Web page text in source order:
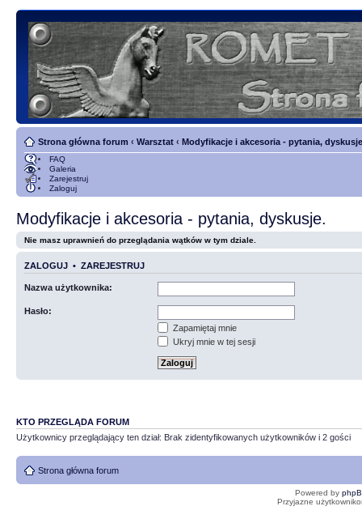
Strona główna forum ‹ Warsztat ‹ Modyfikacje i akcesoria - pytania,
FAQ
Galeria
Zarejestruj
Zaloguj
Modyfikacje i akcesoria - pytania, dyskusje.
Nie masz uprawnień do przeglądania wątków w tym dziale.
ZALOGUJ • ZAREJESTRUJ
Nazwa użytkownika:
Hasło:
Zapamiętaj mnie
Ukryj mnie w tej sesji
KTO PRZEGLĄDA FORUM
Użytkownicy przeglądający ten dział: Brak zidentyfikowanych użytkowników i 2 gości
Strona główna forum
Powered by
Przyjazne